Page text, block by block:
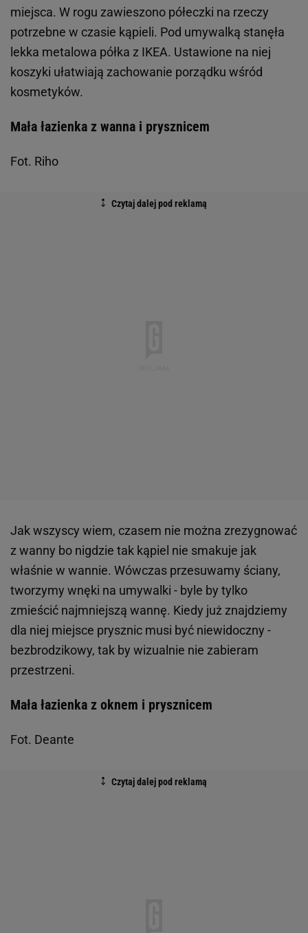
miejsca. W rogu zawieszono półeczki na rzeczy
potrzebne w czasie kąpieli. Pod umywalką stanęła
lekka metalowa półka z IKEA. Ustawione na niej
koszyki ułatwiają zachowanie porządku wśród
kosmetyków.
Mała łazienka z wanna i prysznicem
Fot. Riho
Jak wszyscy wiem, czasem nie można zrezygnować
z wanny bo nigdzie tak kąpiel nie smakuje jak
właśnie w wannie. Wówczas przesuwamy ściany,
tworzymy wnęki na umywalki - byle by tylko
zmieścić najmniejszą wannę. Kiedy już znajdziemy
dla niej miejsce prysznic musi być niewidoczny -
bezbrodzikowy, tak by wizualnie nie zabieram
przestrzeni.
Mała łazienka z oknem i prysznicem
Fot. Deante